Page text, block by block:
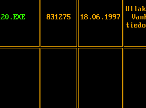
831275 18.06.1997